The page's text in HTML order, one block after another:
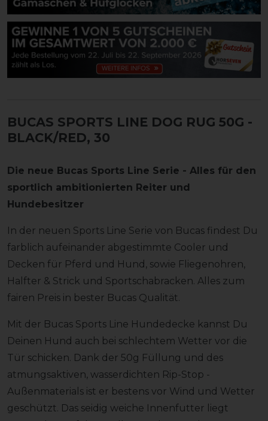
BUCAS SPORTS LINE DOG RUG 50G -
BLACK/RED, 30
Die neue Bucas Sports Line Serie - Alles für den
sportlich ambitionierten Reiter und
Hundebesitzer
In der neuen Sports Line Serie von Bucas findest Du
farblich aufeinander abgestimmte Cooler und
Decken für Pferd und Hund, sowie Fliegenohren,
Halfter & Strick und Sportschabracken. Alles zum
fairen Preis in bester Bucas Qualität.
Mit der Bucas Sports Line Hundedecke kannst Du
Deinen Hund auch bei schlechtem Wetter vor die
Tür schicken. Dank der 50g Füllung und des
atmungsaktiven, wasserdichten Rip-Stop -
Außenmaterials ist er bestens vor Wind und Wetter
geschützt. Das seidig weiche Innenfutter liegt